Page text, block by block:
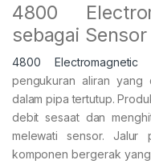
4800
sebagai
4800 Electromagnetic
pengukuran aliran
dalam pipa tertutup.
debit sesaat dan
melewati sensor. Jalur
komponen bergerak